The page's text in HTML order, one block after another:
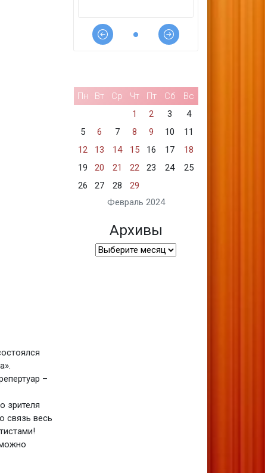
–
зрителя
связь весь
Февраль 2024
Пн Вт Ср Чт Пт Сб
Вс
1
2 3
4
5
6 7 8 9 10
11
12
13 14 15 16 17
18
19
20 21 22 23 24
25
26
27 28 29
Архивы
Архивы